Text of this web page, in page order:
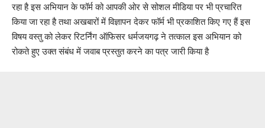
रहा है इस अभियान के फॉर्म को आपकी ओर से सोशल मीडिया पर भी प्रचारित
किया जा रहा है तथा अखबारों में विज्ञापन देकर फॉर्म भी प्रकाशित किए गए हैं इस
विषय वस्तु को लेकर रिटर्निंग ऑफिसर धर्मजयगढ़ ने तत्काल इस अभियान को
रोकते हुए उक्त संबंध में जवाब प्रस्तुत करने का पत्र जारी किया है